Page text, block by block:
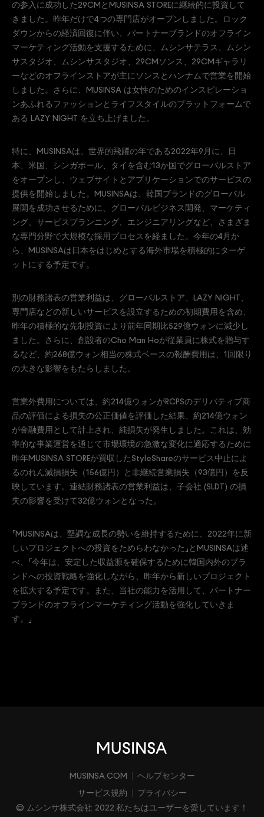
の参入に成功した29CMとMUSINSA STOREに継続的に投資して
きました。昨年だけで4つの専門店がオープンしました。ロック
ダウンからの経済回復に伴い、パートナーブランドのオフライン
マーケティング活動を支援するために、ムシンサテラス、ムシン
サスタジオ、ムシンサスタジオ、29CMソンス、29CMギャラリ
ーなどのオフラインストアが主にソンスとハンナムで営業を開始
しました。さらに、MUSINSA は女性のためのインスピレーショ
ンあふれるファッションとライフスタイルのプラットフォームで
ある LAZY NIGHT を立ち上げました。
特に、MUSINSAは、世界的飛躍の年である2022年9月に、日
本、米国、シンガポール、タイを含む13か国でグローバルストア
をオープンし、ウェブサイトとアプリケーションでのサービスの
提供を開始しました。MUSINSAは、韓国ブランドのグローバル
展開を成功させるために、グローバルビジネス開発、マーケティ
ング、サービスプランニング、エンジニアリングなど、さまざま
な専門分野で大規模な採用プロセスを経ました。今年の4月か
ら、MUSINSAは日本をはじめとする海外市場を積極的にターゲ
ットにする予定です。
別の財務諸表の営業利益は、グローバルストア、LAZY NIGHT、
専門店などの新しいサービスを設立するための初期費用を含め、
昨年の積極的な先制投資により前年同期比529億ウォンに減少し
ました。さらに、創設者のCho Man Hoが従業員に株式を贈与す
るなど、約268億ウォン相当の株式ベースの報酬費用は、1回限り
の大きな影響をもたらしました。
営業外費用については、約214億ウォンがRCPSのデリバティブ商
品の評価による損失の公正価値を評価した結果、約214億ウォン
が金融費用として計上され、純損失が発生しました。これは、効
率的な事業運営を通じて市場環境の急激な変化に適応するために
昨年MUSINSA STOREが買収したStyleShareのサービス中止によ
るのれん減損損失（156億円）と非継続営業損失（93億円）を反
映しています。連結財務諸表の営業利益は、子会社 (SLDT) の損
失の影響を受けて32億ウォンとなった。
「MUSINSAは、堅調な成長の勢いを維持するために、2022年に新
しいプロジェクトへの投資をためらわなかった」とMUSINSAは述
べ、「今年は、安定した収益源を確保するために韓国内外のブラ
ンドへの投資戦略を強化しながら、昨年から新しいプロジェクト
を拡大する予定です。また、当社の能力を活用して、パートナー
ブランドのオフラインマーケティング活動を強化していきま
す。」
MUSINSA.COM ヘルプセンター
サービス規約
プライバシー
© ムシンサ株式会社 2022.私たちはユーザーを愛しています！